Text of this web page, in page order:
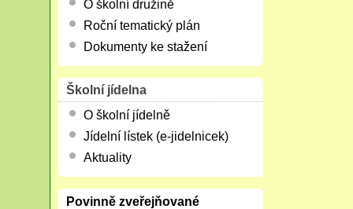
O školní družině
Roční tematický plán
Dokumenty ke stažení
Školní jídelna
O školní jídelně
Jídelní lístek (e-jidelnicek)
Aktuality
Povinně zveřejňované